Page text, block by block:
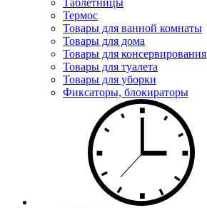
Таблетницы
Термос
Товары для ванной комнаты
Товары для дома
Товары для консервирования
Товары для туалета
Товары для уборки
Фиксаторы, блокираторы